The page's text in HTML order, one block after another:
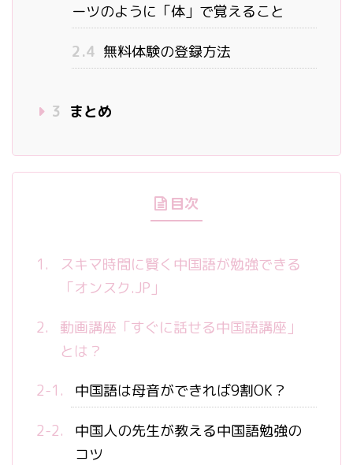
ーツのように「体」で覚えること
2.4 無料体験の登録方法
3 まとめ
目次
スキマ時間に賢く中国語が勉強できる
「オンスク.JP」
動画講座「すぐに話せる中国語講座」
とは？
中国語は母音ができれば9割OK？
中国人の先生が教える中国語勉強の
コツ